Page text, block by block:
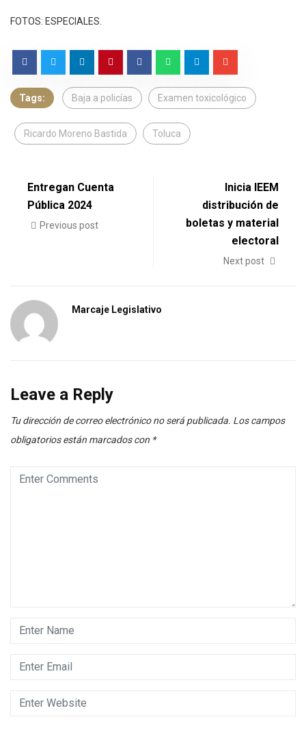
FOTOS: ESPECIALES.
Tags: Baja a policías Examen toxicológico
Ricardo Moreno Bastida Toluca
Entregan Cuenta
Pública 2024
Previous post
Inicia IEEM
distribución de
boletas y material
electoral
Next post
Marcaje Legislativo
Leave a Reply
Tu dirección de correo electrónico no será publicada. Los campos
obligatorios están marcados con *